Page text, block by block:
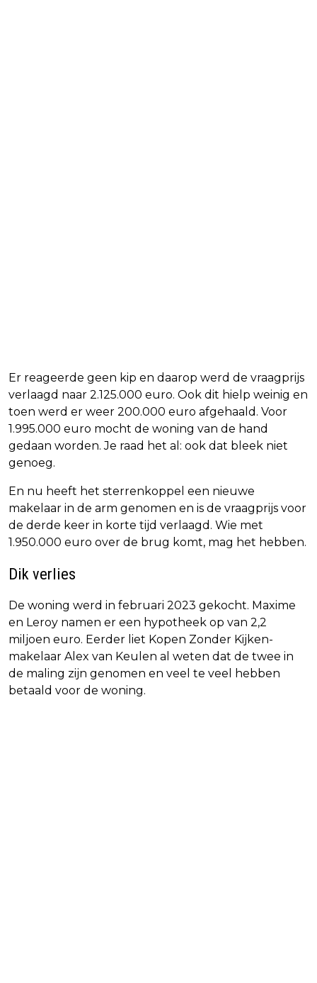
Er reageerde geen kip en daarop werd de vraagprijs
verlaagd naar 2.125.000 euro. Ook dit hielp weinig en
toen werd er weer 200.000 euro afgehaald. Voor
1.995.000 euro mocht de woning van de hand
gedaan worden. Je raad het al: ook dat bleek niet
genoeg.
En nu heeft het sterrenkoppel een nieuwe
makelaar in de arm genomen en is de vraagprijs voor
de derde keer in korte tijd verlaagd. Wie met
1.950.000 euro over de brug komt, mag het hebben.
Dik verlies
De woning werd in februari 2023 gekocht. Maxime
en Leroy namen er een hypotheek op van 2,2
miljoen euro. Eerder liet Kopen Zonder Kijken-
makelaar Alex van Keulen al weten dat de twee in
de maling zijn genomen en veel te veel hebben
betaald voor de woning.